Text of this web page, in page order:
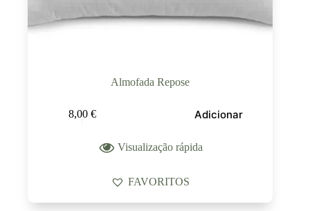
Almofada Repose
8,00 € Adicionar
Visualização rápida
FAVORITOS